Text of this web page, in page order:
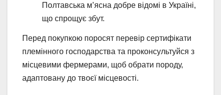
Полтавська м’ясна добре відомі в Україні,
що спрощує збут.
Перед покупкою поросят перевір сертифікати
племінного господарства та проконсультуйся з
місцевими фермерами, щоб обрати породу,
адаптовану до твоєї місцевості.